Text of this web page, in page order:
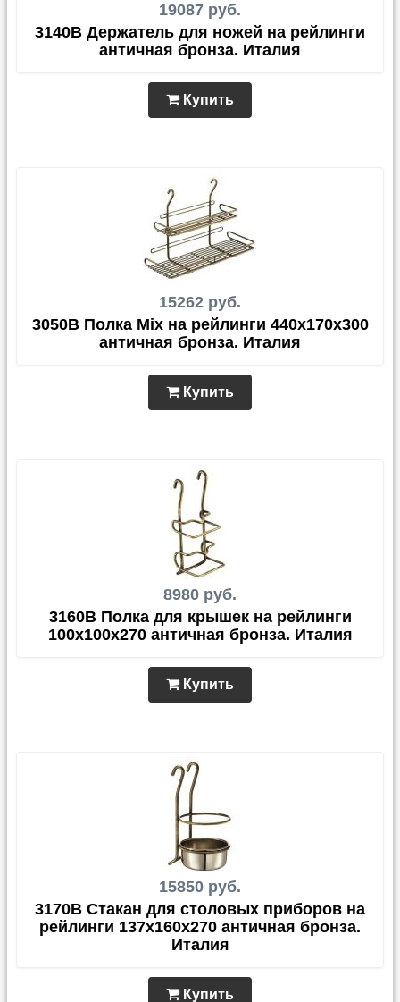
19087 руб.
3140B Держатель для ножей на рейлинги
античная бронза. Италия
Купить
15262 руб.
3050B Полка Mix на рейлинги 440х170х300
античная бронза. Италия
Купить
8980 руб.
3160B Полка для крышек на рейлинги
100х100х270 античная бронза. Италия
Купить
15850 руб.
3170B Стакан для столовых приборов на
рейлинги 137х160х270 античная бронза.
Италия
Купить